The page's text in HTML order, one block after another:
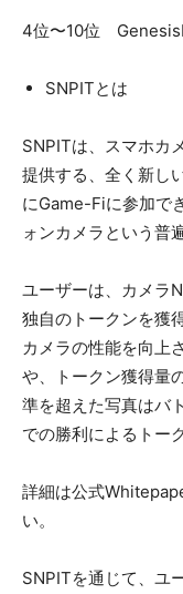
4位〜10位
SNPITとは
SNPITは、スマホカ
提供する、全く新し
にGame-Fiに参加で
ォンカメラという普
ユーザーは、カメラ
独自のトークンを獲
カメラの性能を向上
や、トークン獲得量
準を超えた写真はバ
での勝利によるトー
詳細は公式
い。
SNPITを通じて、ユ